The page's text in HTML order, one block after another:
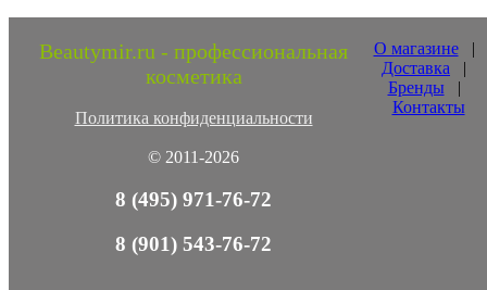
Beautymir.ru - профессиональная
косметика
Политика конфиденциальности
© 2011-2026
О магазине|
Доставка |
Бренды |
Контакты
8 (495) 971-76-72
8 (901) 543-76-72